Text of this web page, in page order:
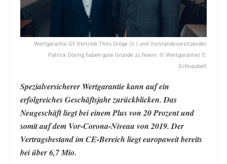
Wertgarantie GF-Vertrieb Thilo Dröge (li.) und Vorstandsvorsitzender
Patrick Döring haben gute Gründe zu feiern. © Wertgarantie| S.
Schnaubelt
Spezialversicherer Wertgarantie kann auf ein
erfolgreiches Geschäftsjahr zurückblicken. Das
Neugeschäft liegt bei einem Plus von 20 Prozent und
somit auf dem Vor-Corona-Niveau von 2019. Der
Vertragsbestand im CE-Bereich liegt europaweit bereits
bei über 6,7 Mio.